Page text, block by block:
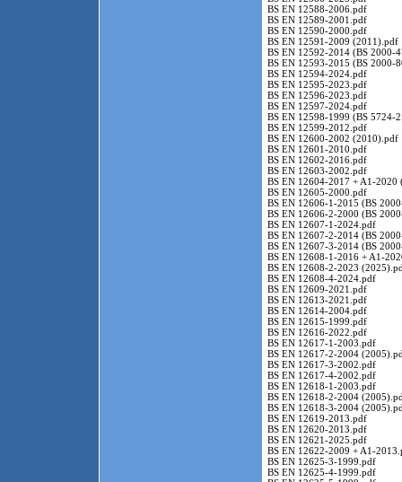
BS EN 12588-2006.pdf
BS EN 12589-2001.pdf
BS EN 12590-2000.pdf
BS EN 12591-2009 (2011).pdf
BS EN 12592-2014 (BS 2000-
BS EN 12593-2015 (BS 2000-
BS EN 12594-2024.pdf
BS EN 12595-2023.pdf
BS EN 12596-2023.pdf
BS EN 12597-2024.pdf
BS EN 12598-1999 (BS 5724-
BS EN 12599-2012.pdf
BS EN 12600-2002 (2010).pdf
BS EN 12601-2010.pdf
BS EN 12602-2016.pdf
BS EN 12603-2002.pdf
BS EN 12604-2017 + A1-2020
BS EN 12605-2000.pdf
BS EN 12606-1-2015 (BS
BS EN 12606-2-2000 (BS
BS EN 12607-1-2024.pdf
BS EN 12607-2-2014 (BS
BS EN 12607-3-2014 (BS
BS EN 12608-1-2016 + A1-
BS EN 12608-2-2023
BS EN 12608-4-2024.pdf
BS EN 12609-2021.pdf
BS EN 12613-2021.pdf
BS EN 12614-2004.pdf
BS EN 12615-1999.pdf
BS EN 12616-2022.pdf
BS EN 12617-1-2003.pdf
BS EN 12617-2-2004
BS EN 12617-3-2002.pdf
BS EN 12617-4-2002.pdf
BS EN 12618-1-2003.pdf
BS EN 12618-2-2004
BS EN 12618-3-2004
BS EN 12619-2013.pdf
BS EN 12620-2013.pdf
BS EN 12621-2025.pdf
BS EN 12622-2009 + A1-
BS EN 12625-3-1999.pdf
BS EN 12625-4-1999.pdf